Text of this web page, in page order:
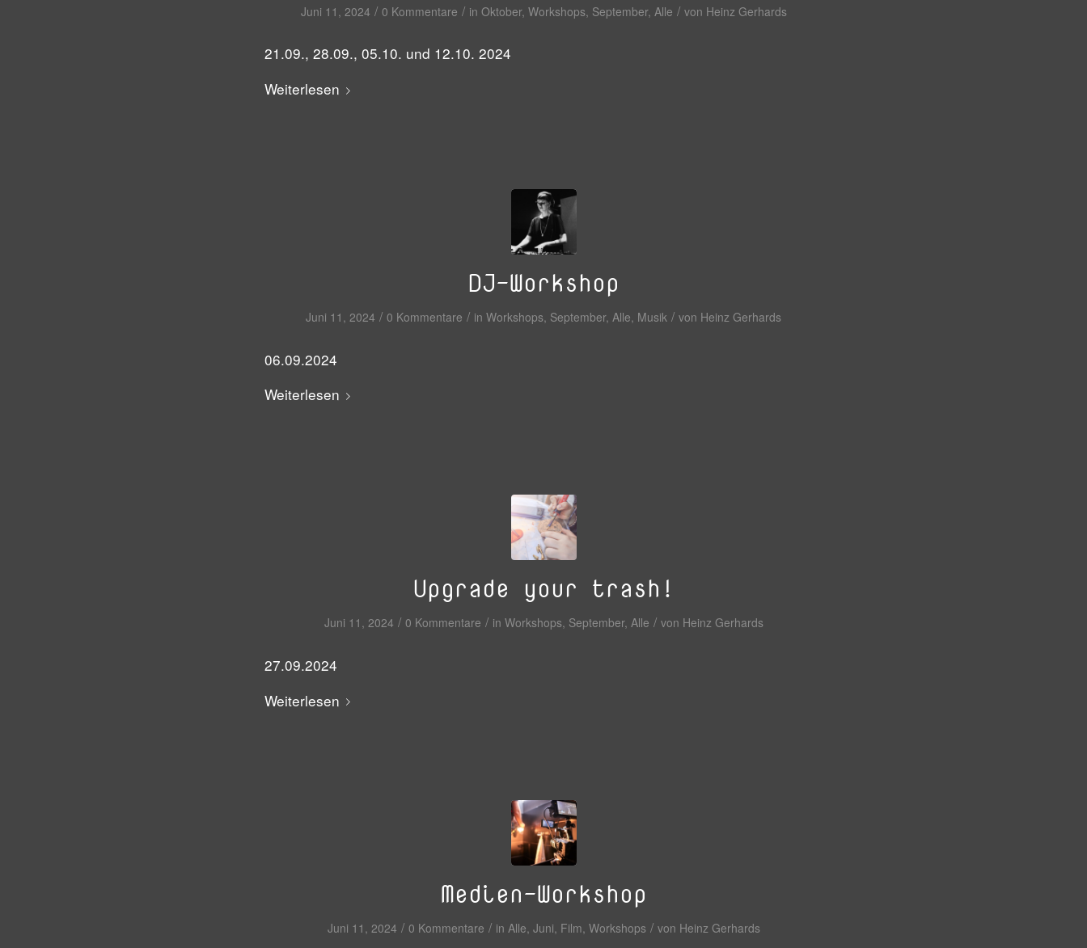
Juni 11, 2024 / 0 Kommentare / in Oktober, Workshops, September, Alle / von Heinz Gerhards
21.09., 28.09., 05.10. und 12.10. 2024
Weiterlesen
DJ-Workshop
Juni 11, 2024 / 0 Kommentare / in Workshops, September, Alle, Musik / von Heinz Gerhards
06.09.2024
Weiterlesen
Upgrade your trash!
Juni 11, 2024 / 0 Kommentare / in Workshops, September, Alle / von Heinz Gerhards
27.09.2024
Weiterlesen
Medien-Workshop
Juni 11, 2024 / 0 Kommentare / in Alle, Juni, Film, Workshops / von Heinz Gerhards